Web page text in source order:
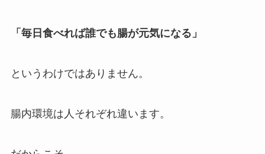
「毎日食べれば誰でも腸が元気になる」
というわけではありません。
腸内環境は人それぞれ違います。